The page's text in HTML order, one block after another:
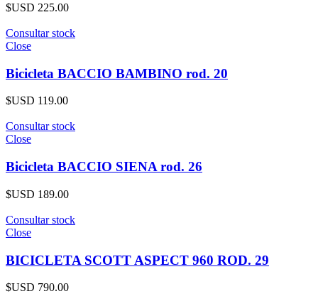
$USD 225.00
Consultar stock
Close
Bicicleta BACCIO BAMBINO rod. 20
$USD 119.00
Consultar stock
Close
Bicicleta BACCIO SIENA rod. 26
$USD 189.00
Consultar stock
Close
BICICLETA SCOTT ASPECT 960 ROD. 29
$USD 790.00